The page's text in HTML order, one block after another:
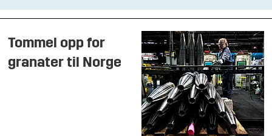
Tommel opp for
granater til Norge